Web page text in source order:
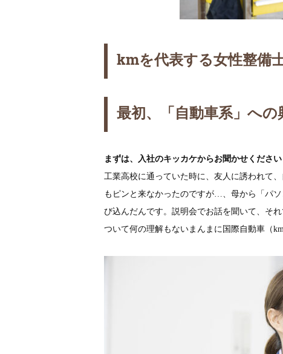
kmを代表する女性整備
最初、「自動車系」への
まずは、入社のキッカケからお聞かせください
工業高校に通っていた時に、友人に誘われて
もピンと来なかったのですが…、母から「パ
び込んだんです。説明会でお話を聞いて、そ
ついて何の理解もないまんまに国際自動車（